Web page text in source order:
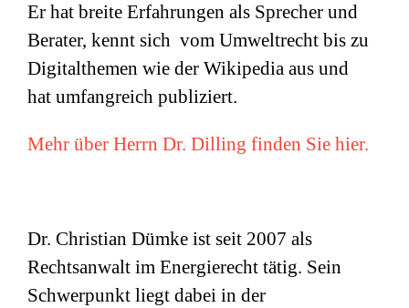
Er hat breite Erfahrungen als Sprecher und
Berater, kennt sich vom Umweltrecht bis zu
Digitalthemen wie der Wikipedia aus und
hat umfangreich publiziert.
Mehr über Herrn Dr. Dilling finden Sie hier.
Dr. Christian Dümke ist seit 2007 als
Rechtsanwalt im Energierecht tätig. Sein
Schwerpunkt liegt dabei in der